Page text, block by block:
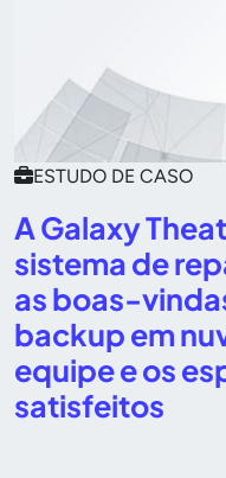
ESTUDO DE CASO
A Galaxy
sistema de
as boas-
backup em
equipe e os
satisfeitos